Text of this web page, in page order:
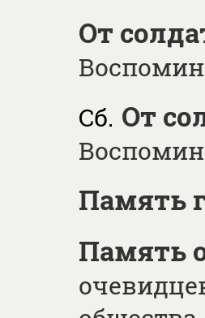
От
Сб. От
Память
Память